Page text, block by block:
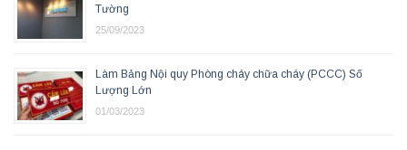
Tường
25/09/2023
Làm Bảng Nội quy Phòng cháy chữa cháy (PCCC) Số
Lượng Lớn
01/03/2023